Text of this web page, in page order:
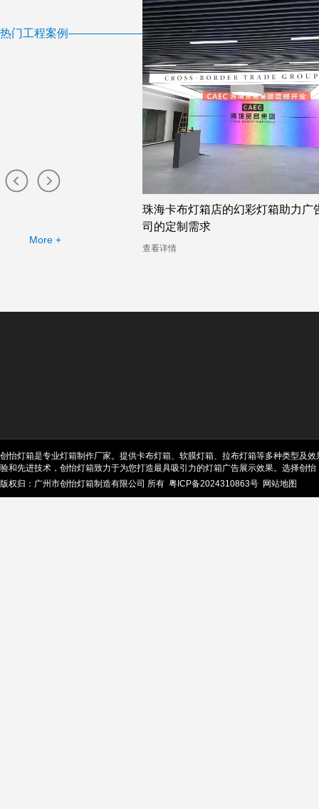
热门工程案例
More +
珠海卡布灯箱店的幻彩灯箱助力广
司的定制需求
查看详情
创怡灯箱是专业灯箱制作厂家。提供卡布灯箱、软膜灯箱、拉布灯箱等多种类型及
验和先进技术，创怡灯箱致力于为您打造最具吸引力的灯箱广告展示效果。选择创怡
版权归：广州市创怡灯箱制造有限公司 所有 粤ICP备2024310863号 网站地图